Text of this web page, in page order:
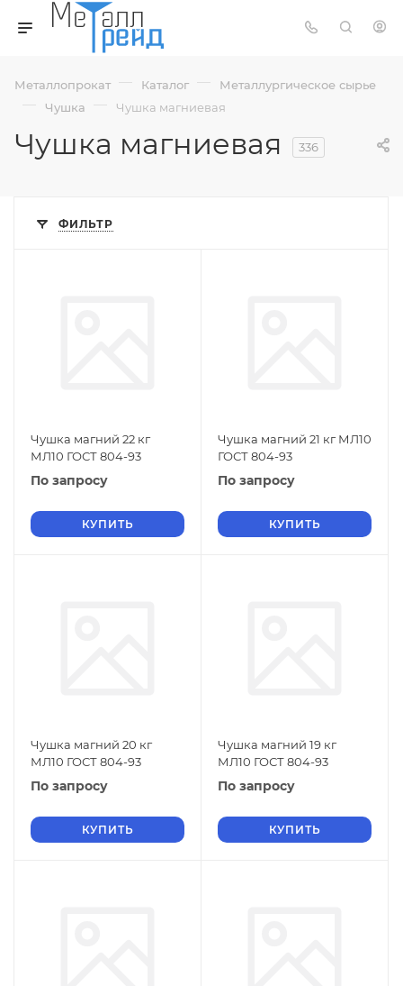
Металлопрокат — Каталог — Металлургическое сырье
— Чушка — Чушка магниевая
Чушка магниевая 336
ФИЛЬТР
Чушка магний 22 кг
МЛ10 ГОСТ 804-93
По запросу
КУПИТЬ
Чушка магний 21 кг МЛ10
ГОСТ 804-93
По запросу
КУПИТЬ
Чушка магний 20 кг
МЛ10 ГОСТ 804-93
По запросу
КУПИТЬ
Чушка магний 19 кг
МЛ10 ГОСТ 804-93
По запросу
КУПИТЬ